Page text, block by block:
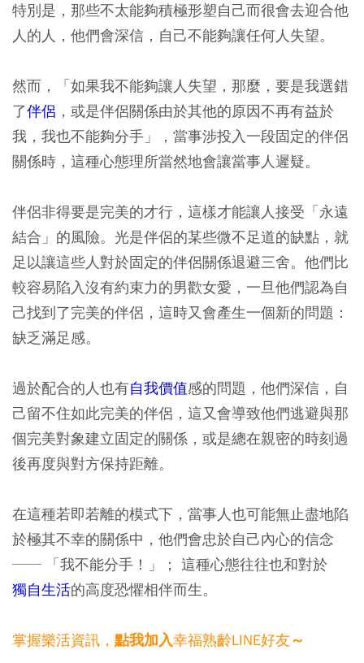
特別是，那些不太能夠積極形塑自己而很會去迎合他
人的人，他們會深信，自己不能夠讓任何人失望。
然而，「如果我不能夠讓人失望，那麼，要是我選錯
了伴侶 ，或是伴侶關係由於其他的原因不再有益於
我，我也不能夠分手」，當事涉投入一段固定的伴侶
關係時，這種心態理所當然地會讓當事人遲疑。
伴侶非得要是完美的才行，這樣才能讓人接受「永遠
結合」的風險。光是伴侶的某些微不足道的缺點，就
足以讓這些人對於固定的伴侶關係退避三舍。他們比
較容易陷入沒有約束力的男歡女愛，一旦他們認為自
己找到了完美的伴侶，這時又會產生一個新的問題：
缺乏滿足感。
過於配合的人也有自我價值感的問題，他們深信，自
己留不住如此完美的伴侶，這又會導致他們逃避與那
個完美對象建立固定的關係，或是總在親密的時刻過
後再度與對方保持距離。
在這種若即若離的模式下，當事人也可能無止盡地陷
於極其不幸的關係中，他們會忠於自己內心的信念
── 「我不能分手！」； 這種心態往往也和對於
獨自生活的高度恐懼相伴而生。
掌握樂活資訊， 點我加入幸福熟齡LINE好友 ～